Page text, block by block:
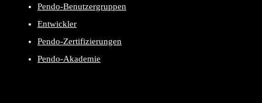
Pendo-Benutzergruppen
Entwickler
Pendo-Zertifizierungen
Pendo-Akademie